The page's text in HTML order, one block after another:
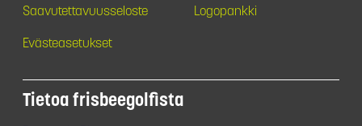
Saavutettavuusseloste Logopankki
Evästeasetukset
Tietoa frisbeegolfista